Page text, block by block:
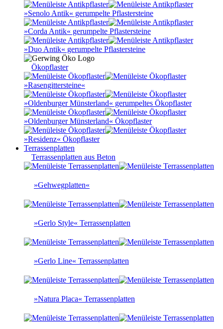
»Senolo Antik« gerumpelte Pflastersteine
»Corda Antik« gerumpelte Pflastersteine
»Duo Antik« gerumpelte Pflastersteine
Ökopflaster
»Rasengittersteine«
»Oldenburger Münsterland« gerumpeltes Ökopflaster
»Oldenburger Münsterland« Ökopflaster
»Residenz« Ökopflaster
Terrassenplatten
Terrassenplatten aus Beton
»Gehwegplatten«
»Gerlo Style« Terrassenplatten
»Gerlo Line« Terrassenplatten
»Natura Placa« Terrassenplatten